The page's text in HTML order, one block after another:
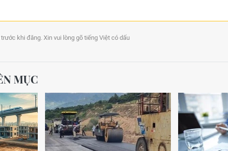
khi đăng. Xin vui lòng gõ tiếng Việt có dấu
MỤC